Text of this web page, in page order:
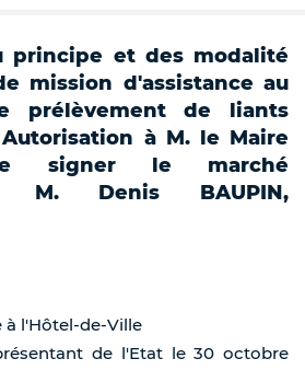
principe et des modalité
mission d'assistance au
prélèvement de liants
à M. le Maire
signer le marché
M. Denis BAUPIN,
à l'Hôtel-de-Ville
de l'Etat le 30 octobre